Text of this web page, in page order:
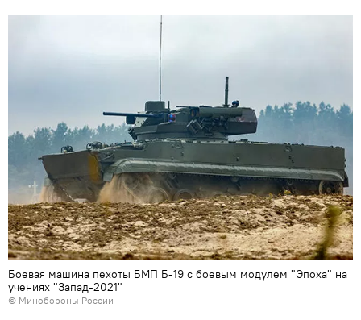
Боевая машина пехоты БМП Б-19 с боевым модулем "Эпоха" на
учениях "Запад-2021"
© Минобороны России